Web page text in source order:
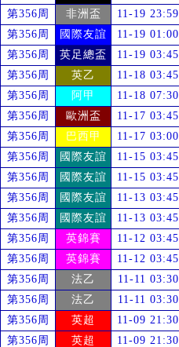
第356周
非洲盃 11-19 23:59
第356周
國際友誼 11-19 01:00
第356周
英足總盃 11-19 03:45
第356周
英乙 11-18 03:45
第356周
阿甲 11-18 07:30
第356周
歐洲盃 11-17 03:45
第356周
巴西甲 11-17 03:00
第356周
國際友誼 11-15 03:45
第356周
國際友誼 11-15 03:45
第356周
國際友誼 11-13 03:45
第356周
國際友誼 11-13 03:45
第356周
英錦賽 11-12 03:45
第356周
英錦賽 11-12 03:45
第356周
法乙 11-11 03:30
第356周
法乙 11-11 03:30
第356周
英超 11-09 21:30
第356周
英超 11-09 21:30